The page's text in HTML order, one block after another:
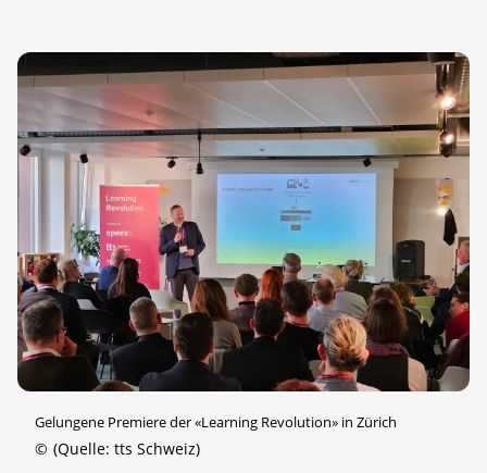
Gelungene Premiere der «Learning Revolution» in Zürich
© (Quelle: tts Schweiz)